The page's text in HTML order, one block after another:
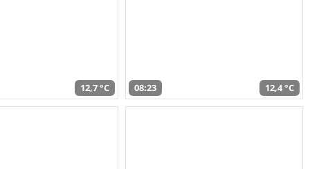
12,7 °C 08:23 12,4 °C